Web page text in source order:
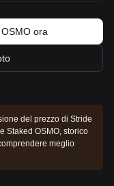
ora
del prezzo di Stride
Staked OSMO, storico
meglio